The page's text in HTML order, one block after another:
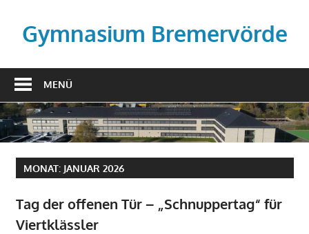
Inhalt
springenGymnasium Bremervörde
MENÜ
MONAT: JANUAR 2026
Tag der offenen Tür – „Schnuppertag“ für
Viertklässler